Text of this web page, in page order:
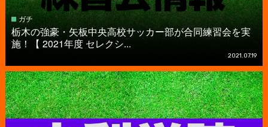
ガチ
栃木の強豪・矢板中央高校サッカー部が合同練習会を実
施！【 2021年度 セレクシ...
2021.07.19